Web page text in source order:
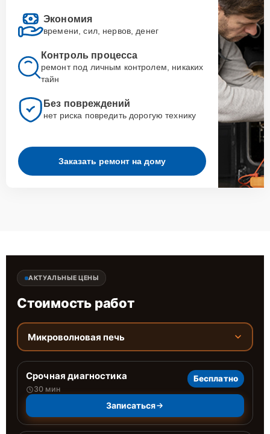
Экономия
времени, сил, нервов, денег
Контроль процесса
ремонт под личным контролем, никаких
тайн
Без повреждений
нет риска повредить дорогую технику
Заказать ремонт на дому
АКТУАЛЬНЫЕ ЦЕНЫ
Стоимость работ
Микроволновая печь
Срочная диагностика
30 мин
Бесплатно
Записаться